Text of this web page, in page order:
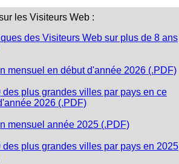
les Visiteurs Web :
des Visiteurs Web sur plus de 8 ans
mensuel en début d'année 2026 (.PDF)
des plus grandes villes par pays en ce
2026 (.PDF)
mensuel année 2025 (.PDF)
des plus grandes villes par pays en 2025